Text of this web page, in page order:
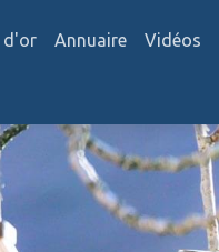
d'or Annuaire Vidéos